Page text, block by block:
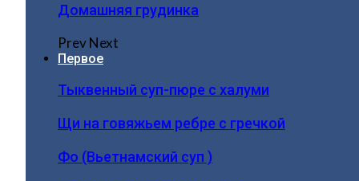
Домашняя грудинка
PrevNext
Первое
Тыквенный суп-пюре с халуми
Щи на говяжьем ребре с гречкой
Фо (Вьетнамский суп )